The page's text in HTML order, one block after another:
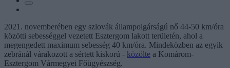
2021. novemberében egy szlovák állampolgárságú nő 44-50 km/óra
közötti sebességgel vezetett Esztergom lakott területén, ahol a
megengedett maximum sebesség 40 km/óra. Mindeközben az egyik
zebránál várakozott a sértett kiskorú - közölte a Komárom-
Esztergom Vármegyei Főügyészség.